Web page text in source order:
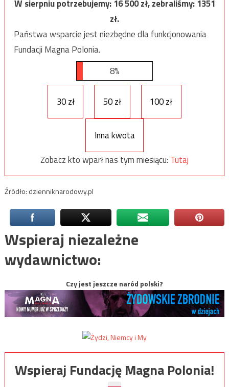
W sierpniu potrzebujemy:16 500zł, zebraliśmy:1351
zł.
Państwa wsparcie jest niezbędne dla funkcjonowania
Fundacji Magna Polonia.
8%
30 zł 50 zł 100 zł
Inna kwota
Zobacz kto wparł nas tym miesiącu: Tutaj
Źródło: dzienniknarodowy.pl
Wspieraj niezależne
wydawnictwo:
Czy jest jeszcze naród polski?
Wspieraj Fundację Magna Polonia!